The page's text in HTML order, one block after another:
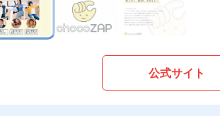
公式サイト